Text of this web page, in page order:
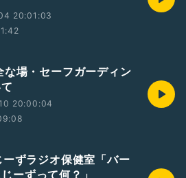
20:01:03
場・セーフガーディン
20:00:04
ずラジオ保健室「バー
ーずって何？」